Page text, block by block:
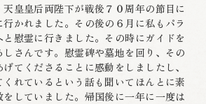
天皇皇后両陛下が戦後７０周年の節目に
かれました。その後の６月に私もパラ
慰霊に行きました。その時にガイドを
さんです。慰霊碑や墓地を回り、その
てくださることに感動をしましたし、
れているという話も聞いてほんとに素
していました。帰国後に一年に一度は